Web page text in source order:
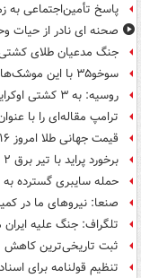
پاسخ تأمین‌اجتماعی به
صحنه ای نادر از حیات
جنگ مدعیان طلای
سوخو۳۵ با این موشک‌ها به ناوهای‌جنگی حمله می‌کند
روسیه: به ۳ کشتی اوکراین حمله و ۲۰۳ پهپاد را سرنگون کردیم
ترامپ مقاله‌ای را با
قیمت جهانی طلا امروز ۱۶ مرداد
برخورد پراید با تیر برق ۲ فوتی بر جای گذاشت
حمله سایبری گسترده به
صنعا: نیروهای ما در
تلگراف: جنگ علیه
ثبت تاریخی‌ترین کاهش
تنظیم قولنامه برای